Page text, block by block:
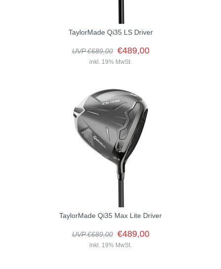
TaylorMade Qi35 LS Driver
UVP €689,00 €489,00
inkl. 19% MwSt.
Der Qi35 LS Driver ist der Driver mit dem geringsten Spin innerhalb
der Qi35-Familie und bietet die niedrigste Schwerpunktprojektion
(CG)....
TaylorMade Qi35 Max Lite Driver
UVP €689,00 €489,00
inkl. 19% MwSt.